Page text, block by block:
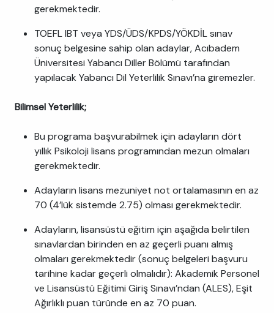
gerekmektedir.
TOEFL IBT veya YDS/ÜDS/KPDS/YÖKDİL sınav
sonuç belgesine sahip olan adaylar, Acıbadem
Üniversitesi Yabancı Diller Bölümü tarafından
yapılacak Yabancı Dil Yeterlilik Sınavı’na giremezler.
Bilimsel Yeterlilik;
Bu programa başvurabilmek için adayların dört
yıllık Psikoloji lisans programından mezun olmaları
gerekmektedir.
Adayların lisans mezuniyet not ortalamasının en az
70 (4’lük sistemde 2.75) olması gerekmektedir.
Adayların, lisansüstü eğitim için aşağıda belirtilen
sınavlardan birinden en az geçerli puanı almış
olmaları gerekmektedir (sonuç belgeleri başvuru
tarihine kadar geçerli olmalıdır): Akademik Personel
ve Lisansüstü Eğitimi Giriş Sınavı’ndan (ALES), Eşit
Ağırlıklı puan türünde en az 70 puan.